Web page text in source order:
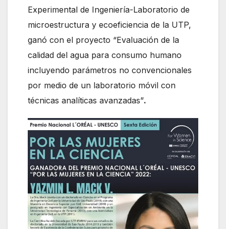
Experimental de Ingeniería-Laboratorio de
microestructura y ecoeficiencia de la UTP,
ganó con el proyecto “Evaluación de la
calidad del agua para consumo humano
incluyendo parámetros no convencionales
por medio de un laboratorio móvil con
técnicas analíticas avanzadas”.